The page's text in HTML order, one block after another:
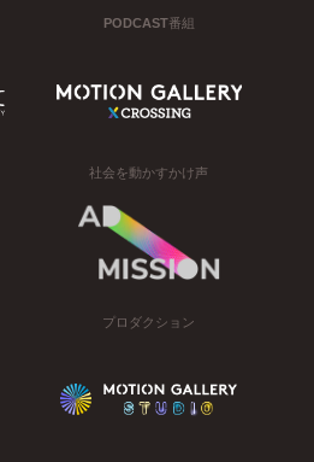
PODCAST番組
社会を動かすかけ声
プロダクション